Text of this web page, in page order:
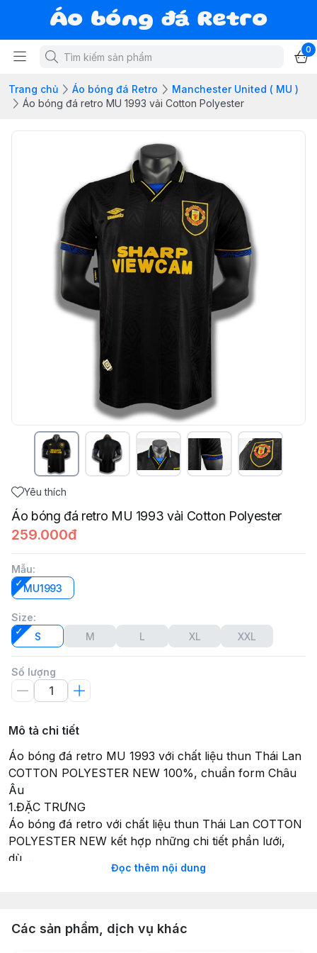
Áo bóng đá Retro
0
Trang chủ Áo bóng đá Retro
Manchester United ( MU )
Áo bóng đá retro MU 1993 vải Cotton Polyester
Yêu thích
Áo bóng đá retro MU 1993 vải Cotton Polyester
259.000đ
Mẫu:
MU1993
Size:
S
M L XL XXL
Số lượng
Mô tả chi tiết
Áo bóng đá retro MU 1993 với chất liệu thun Thái Lan
COTTON POLYESTER NEW 100%, chuẩn form Châu
Âu
1.ĐẶC TRƯNG
Áo bóng đá retro với chất liệu thun Thái Lan COTTON
POLYESTER NEW kết hợp những chi tiết phần lưới,
dù,...
Với chi tiết áo bóng đá có cổ được in sắc sảo, cùng
áo đấu
Đọc thêm nội dung
Các sản phẩm, dịch vụ khác